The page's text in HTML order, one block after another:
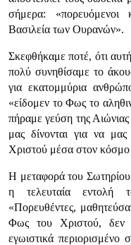
σήμερα: «πορευόμενοι
Βασιλεία των Ουρανών».
Σκεφθήκαμε ποτέ, ότι
πολύ συνηθίσαμε το
για εκατομμύρια
«είδομεν το Φως το
πήραμε γεύση της
μας δίνονται για να
Χριστού μέσα στον κόσμο
Η μεταφορά του Σωτηρίου
η τελευταία εντολή
«Πορευθέντες,
Φως του Χριστού, δεν
εγωιστικά περιορισμένο